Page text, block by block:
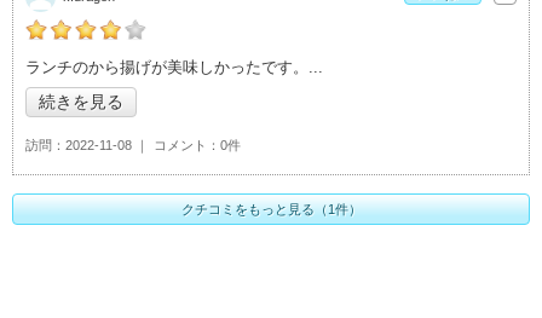
の「漁火」おすすめ度： 4
ランチのから揚げが美味しかったです。
続きを見る
訪問 2022-11-08 コメント 0件
クチコミをもっと見る（1件）